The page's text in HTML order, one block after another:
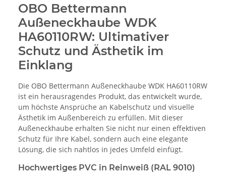
OBO Bettermann
Außeneckhaube WDK
HA60110RW: Ultimativer
Schutz und Ästhetik im
Einklang
Die OBO Bettermann Außeneckhaube WDK HA60110RW
ist ein herausragendes Produkt, das entwickelt wurde,
um höchste Ansprüche an Kabelschutz und visuelle
Ästhetik im Außenbereich zu erfüllen. Mit dieser
Außeneckhaube erhalten Sie nicht nur einen effektiven
Schutz für Ihre Kabel, sondern auch eine elegante
Lösung, die sich nahtlos in jedes Umfeld einfügt.
Hochwertiges PVC in Reinweiß (RAL 9010)